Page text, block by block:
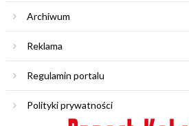
Archiwum
Reklama
Regulamin portalu
Polityki prywatności